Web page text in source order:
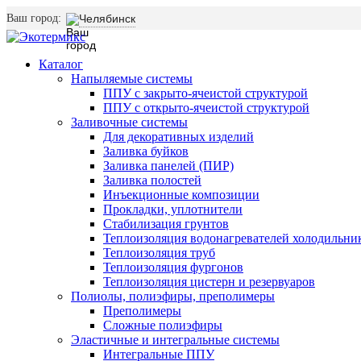
Ваш город: Челябинск
Каталог
Напыляемые системы
ППУ с закрыто-ячеистой структурой
ППУ с открыто-ячеистой структурой
Заливочные системы
Для декоративных изделий
Заливка буйков
Заливка панелей (ПИР)
Заливка полостей
Инъекционные композиции
Прокладки, уплотнители
Стабилизация грунтов
Теплоизоляция водонагревателей
Теплоизоляция труб
Теплоизоляция фургонов
Теплоизоляция цистерн и резервуаров
Полиолы, полиэфиры, преполимеры
Преполимеры
Сложные полиэфиры
Эластичные и интегральные системы
Интегральные ППУ